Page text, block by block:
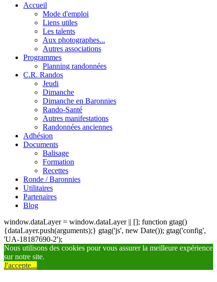
Accueil
Mode d'emploi
Liens utiles
Les talents
Aux photographes...
Autres associations
Programmes
Planning randonnées
C.R. Randos
Jeudi
Dimanche
Dimanche en Baronnies
Rando-Santé
Autres manifestations
Randonnées anciennes
Adhésion
Documents
Balisage
Formation
Recettes
Ronde / Baronnies
Utilitaires
Partenaires
Blog
window.dataLayer = window.dataLayer || []; function gtag()
{dataLayer.push(arguments);} gtag('js', new Date()); gtag('config',
'UA-18187690-2');
Nous utilisons des cookies pour vous assurer la meilleure expérience
sur notre site.
J'accepte...